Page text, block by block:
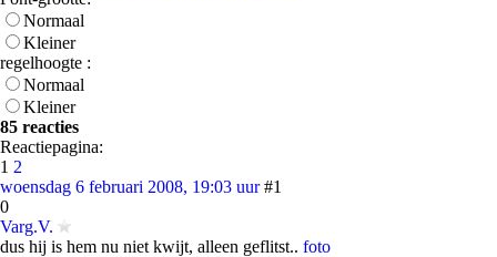
Normaal
Kleiner
regelhoogte :
Normaal
Kleiner
85 reacties
Reactiepagina:
1 2
woensdag 6 februari 2008, 19:03 uur #1
0
Varg.V.
dus hij is hem nu niet kwijt, alleen geflitst.. foto